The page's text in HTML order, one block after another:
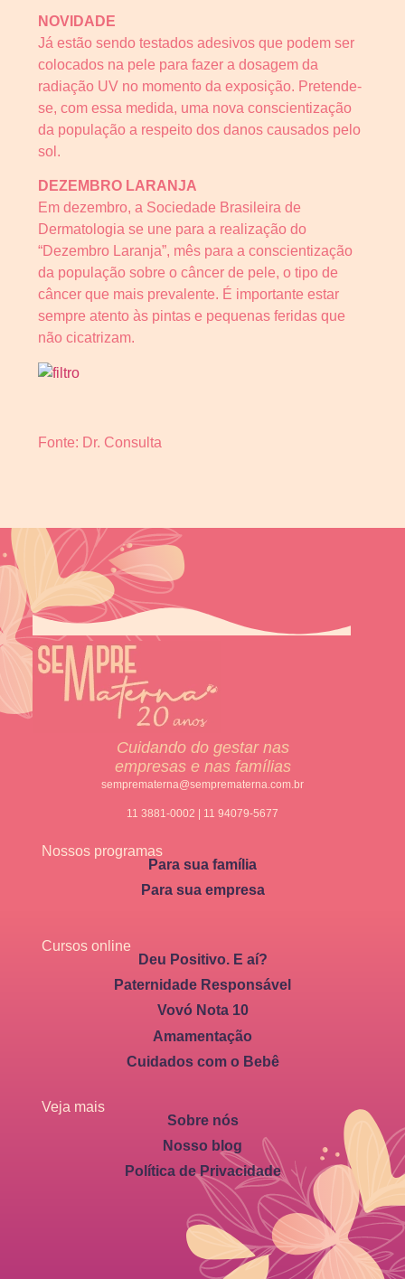
NOVIDADE
Já estão sendo testados adesivos que podem ser
colocados na pele para fazer a dosagem da
radiação UV no momento da exposição. Pretende-
se, com essa medida, uma nova conscientização
da população a respeito dos danos causados pelo
sol.
DEZEMBRO LARANJA
Em dezembro, a Sociedade Brasileira de
Dermatologia se une para a realização do
“Dezembro Laranja”, mês para a conscientização
da população sobre o câncer de pele, o tipo de
câncer que mais prevalente. É importante estar
sempre atento às pintas e pequenas feridas que
não cicatrizam.
Fonte: Dr. Consulta
Cuidando do gestar nas
empresas e nas famílias
semprematerna@semprematerna.com.br
11 3881-0002 | 11 94079-5677
Nossos programas
Para sua família
Para sua empresa
Cursos online
Deu Positivo. E aí?
Paternidade Responsável
Vovó Nota 10
Amamentação
Cuidados com o Bebê
Veja mais
Sobre nós
Nosso blog
Política de Privacidade